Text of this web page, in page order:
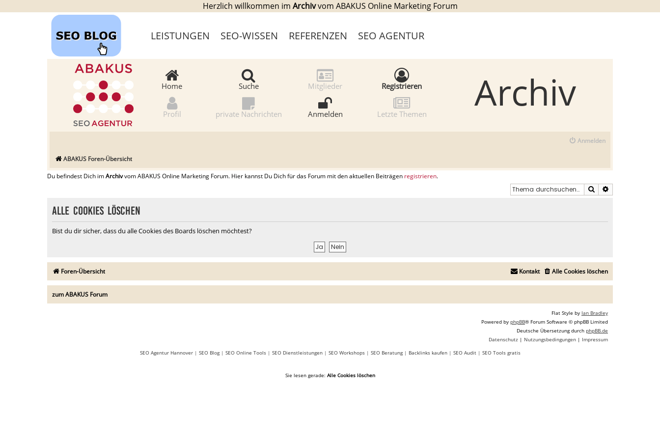
Herzlich willkommen im Archivvom ABAKUS Online Marketing Forum
LEISTUNGEN SEO-WISSEN REFERENZEN SEO AGENTUR
Home
Profil
Suche
private Nachrichten
Mitglieder
Anmelden
Registrieren
Letzte Themen Archiv
Anmelden
ABAKUS Foren-Übersicht
Du befindest Dich imArchivvom ABAKUS Online Marketing Forum. Hier kannst Du Dich für das Forum mit den aktuellen Beiträgen registrieren.
Suche
Alle Cookies löschen
Bist du dir sicher, dass du alle Cookies des Boards löschen möchtest?
Foren-Übersicht Alle Cookies löschen
Kontakt
zum ABAKUS Forum
Flat Style by Ian Bradley
Powered by phpBB® Forum Software © phpBB Limited
Deutsche Übersetzung durch phpBB.de
Datenschutz | Nutzungsbedingungen | Impressum
SEO Agentur Hannover| SEO Blog| SEO Online Tools| SEO Dienstleistungen| SEO Workshops| SEO Beratung| Backlinks kaufen| SEO Audit| SEO Tools gratis
Sie lesen gerade: Alle Cookies löschen